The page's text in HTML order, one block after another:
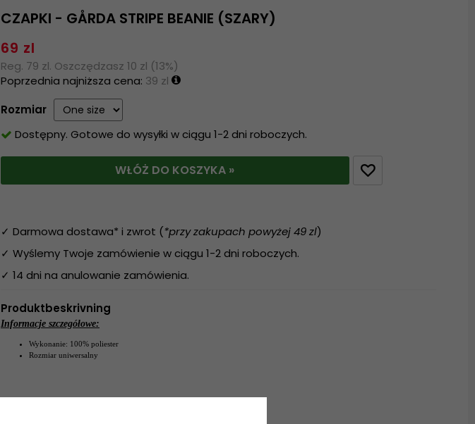
CZAPKI - GÅRDA STRIPE BEANIE (SZARY)
69 zl
Reg. 79 zl. Oszczędzasz 10 zl (13%)
Poprzednia najniższa cena: 39 zl
Rozmiar
Dostępny. Gotowe do wysyłki w ciągu 1-2 dni roboczych.
WŁÓŻ DO KOSZYKA »
✓ Darmowa dostawa* i zwrot (*przy zakupach powyżej 49 zl)
✓ Wyślemy Twoje zamówienie w ciągu 1-2 dni roboczych.
✓ 14 dni na anulowanie zamówienia.
Produktbeskrivning
Informacje szczegółowe:
Wykonanie: 100% poliester
Rozmiar uniwersalny